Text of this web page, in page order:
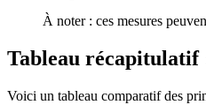
À noter : ces mesures
Tableau récapitulatif
Voici un tableau comparatif des